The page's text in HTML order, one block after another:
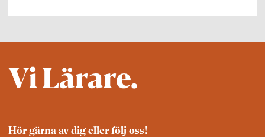
Hör gärna av dig eller följ oss!